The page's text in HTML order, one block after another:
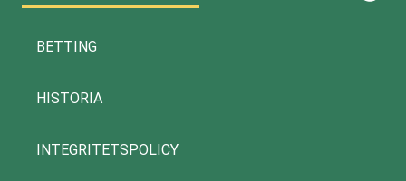
BETTING
HISTORIA
INTEGRITETSPOLICY